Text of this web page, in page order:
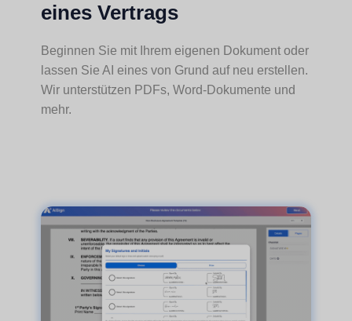
eines Vertrags
Beginnen Sie mit Ihrem eigenen Dokument oder
lassen Sie AI eines von Grund auf neu erstellen.
Wir unterstützen PDFs, Word-Dokumente und
mehr.